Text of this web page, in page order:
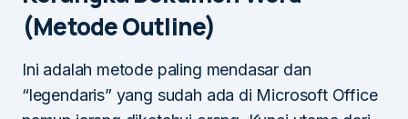
(Metode Outline)
Ini adalah metode paling mendasar dan
“legendaris” yang sudah ada di Microsoft Office